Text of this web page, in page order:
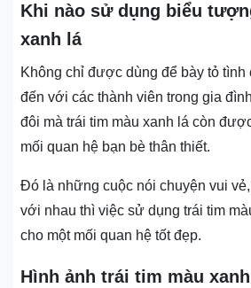
Khi nào sử dụng biểu
xanh lá
Không chỉ được dùng để bày tỏ tình
đến với các thành viên trong gia
đôi mà trái tim màu xanh lá còn
mối quan hệ bạn bè thân thiết.
Đó là những cuộc nói chuyện vui
với nhau thì việc sử dụng trái tim
cho một mối quan hệ tốt đẹp.
Hình ảnh trái tim màu